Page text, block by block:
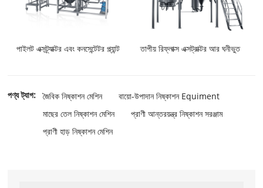
পাইলট এক্সট্র্যাক্টর এবং কনসেন্টেটর প্ল্যান্ট তাপীয় রিফ্লাক্স এক্সট্রাক্টর আর ঘনীভুত
পণ্য ট্যাগ: জৈবিক নিষ্কাশন মেশিন
বায়ো-উপাদান নিষ্কাশন Equiment
মাছের তেল নিষ্কাশন মেশিন
প্রাণী আন্তরয়ন্ত্র নিষ্কাশন সরঞ্জাম
প্রাণী হাড় নিষ্কাশন মেশিন